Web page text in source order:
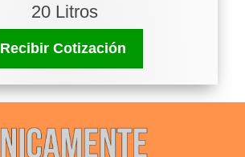
20 Litros
Recibir Cotización